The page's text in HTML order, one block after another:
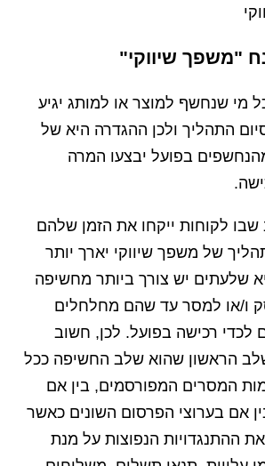
"משפך שיווקי"
מי שנחשף למוצר או למותג יגיע
התהליך ולכן ההגדרה היא של
בפועל יבצעו המרה
שבו לקוחות ייקחו את הזמן שלהם
של משפך שיווקי יארך יותר
שלעתים יש צורך ביותר מחשיפה
ו/או למסר עד שהם מחלחלים
לכדי רכישה בפועל. לכן, חשוב
הראשון שהוא שלב החשיפה ככל
המסרים המפורסמים, בין אם
אם בערוצי הפרסום השונים כאשר
ההתנגדויות הנפוצות על מנת